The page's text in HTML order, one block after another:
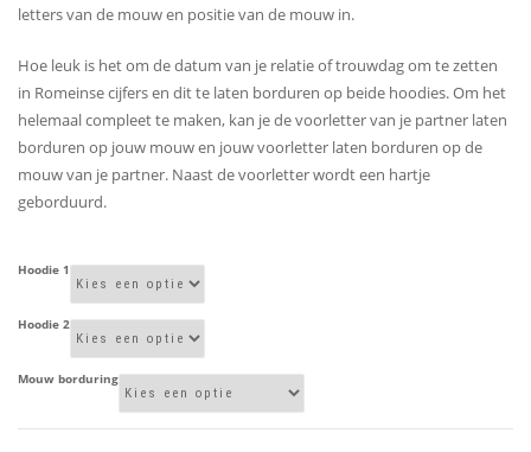
letters van de mouw en positie van de mouw in.
Hoe leuk is het om de datum van je relatie of trouwdag om te zetten
in Romeinse cijfers en dit te laten borduren op beide hoodies. Om het
helemaal compleet te maken, kan je de voorletter van je partner laten
borduren op jouw mouw en jouw voorletter laten borduren op de
mouw van je partner. Naast de voorletter wordt een hartje
geborduurd.
Hoodie 1
Hoodie 2
Mouw borduring